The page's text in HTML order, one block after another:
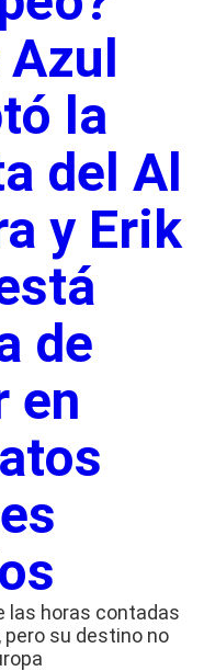
Azul
la
del Al
y Erik
de
en
las horas contadas
pero su destino no